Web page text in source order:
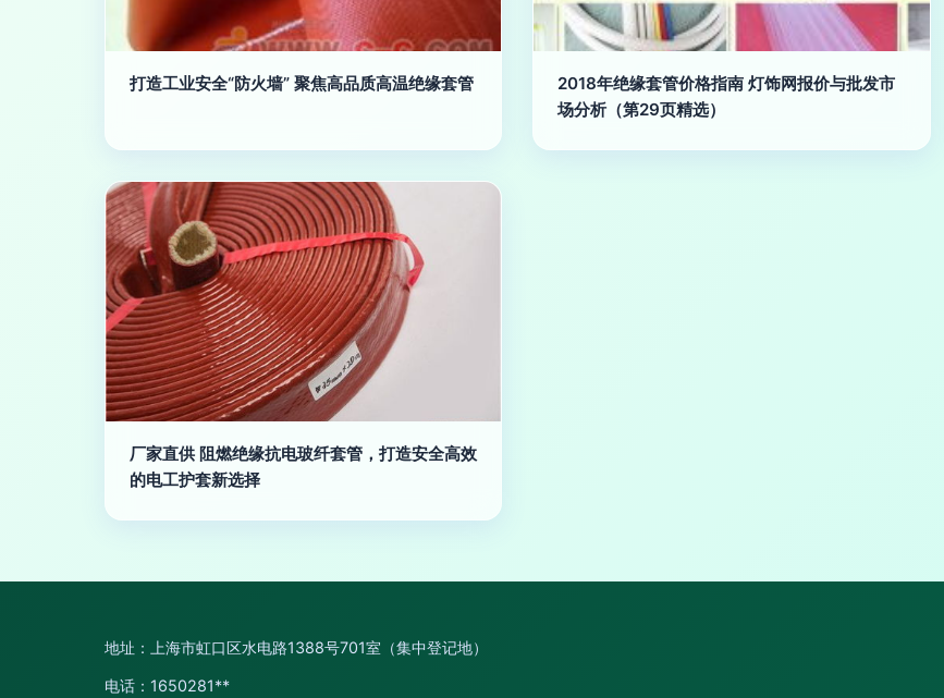
打造工业安全“防火墙” 聚焦高品质高温绝缘套管
2018年绝缘套管价格指南 灯饰网报价与批发市
场分析（第29页精选）
厂家直供 阻燃绝缘抗电玻纤套管，打造安全高效
的电工护套新选择
地址：上海市虹口区水电路1388号701室（集中登记地）
电话：1650281**